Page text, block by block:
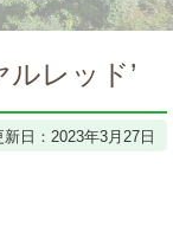
レッド’
新日：2023年3月27日